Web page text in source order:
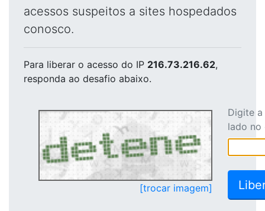
acessos suspeitos a sites hospedados
conosco.
Para liberar o acesso do IP 216.73.216.62,
responda ao desafio abaixo.
[trocar imagem]
Digite
lado no